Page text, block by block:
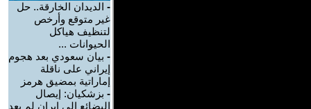
- الديدان الخارقة.. حل
غير متوقع وأرخص
لتنظيف هياكل
الحيوانات ...
- بيان سعودي بعد هجوم
إيراني على ناقلة
إماراتية بمضيق هرمز
- بزشكيان: إيصال
البضائع إلى إيران لم يعد